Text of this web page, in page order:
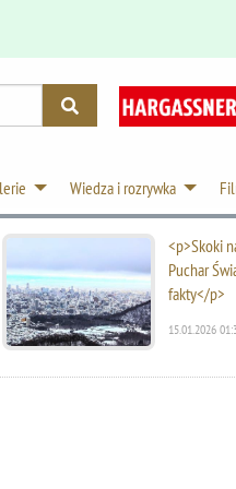
Wiedza i rozrywka
<p>Skoki
Puchar
fakty</p>
15.01.2026